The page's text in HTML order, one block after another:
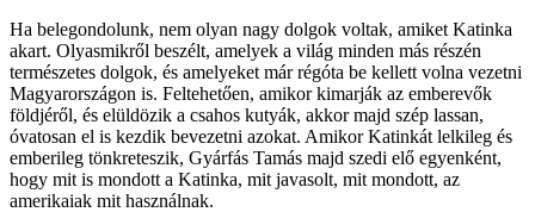
Ha belegondolunk, nem olyan nagy dolgok voltak, amiket Katinka
akart. Olyasmikről beszélt, amelyek a világ minden más részén
természetes dolgok, és amelyeket már régóta be kellett volna vezetni
Magyarországon is. Feltehetően, amikor kimarják az emberevők
földjéről, és elüldözik a csahos kutyák, akkor majd szép lassan,
óvatosan el is kezdik bevezetni azokat. Amikor Katinkát lelkileg és
emberileg tönkreteszik, Gyárfás Tamás majd szedi elő egyenként,
hogy mit is mondott a Katinka, mit javasolt, mit mondott, az
amerikaiak mit használnak.